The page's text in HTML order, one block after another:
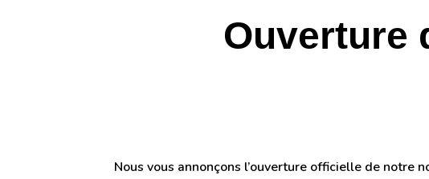
Ouverture
Nous vous annonçons l’ouverture officielle de notre